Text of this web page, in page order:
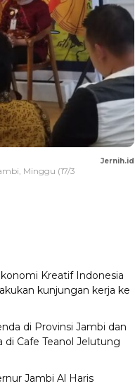
Jernih.id
Minggu (17/3
Kreatif Indonesia
kunjungan kerja ke
di Provinsi Jambi dan
Cafe Teanol Jelutung
Jambi Al Haris